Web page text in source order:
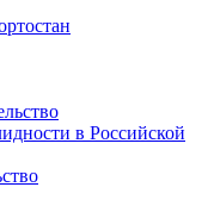
в Российской